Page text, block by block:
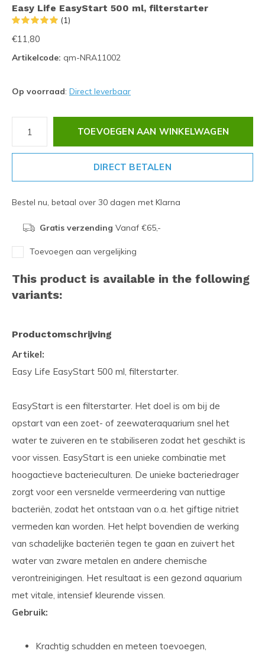
Easy Life EasyStart 500 ml, filterstarter
(1)
€11,80
Artikelcode: qm-NRA11002
Op voorraad: Direct leverbaar
TOEVOEGEN AAN WINKELWAGEN
DIRECT BETALEN
Bestel nu, betaal over 30 dagen met Klarna
Gratis verzending Vanaf €65,-
Toevoegen aan vergelijking
This product is available in the following
variants:
Productomschrijving
Artikel:
Easy Life EasyStart 500 ml, filterstarter.
EasyStart is een filterstarter. Het doel is om bij de
opstart van een zoet- of zeewateraquarium snel het
water te zuiveren en te stabiliseren zodat het geschikt is
voor vissen. EasyStart is een unieke combinatie met
hoogactieve bacterieculturen. De unieke bacteriedrager
zorgt voor een versnelde vermeerdering van nuttige
bacteriën, zodat het ontstaan van o.a. het giftige nitriet
vermeden kan worden. Het helpt bovendien de werking
van schadelijke bacteriën tegen te gaan en zuivert het
water van zware metalen en andere chemische
verontreinigingen. Het resultaat is een gezond aquarium
met vitale, intensief kleurende vissen.
Gebruik:
Krachtig schudden en meteen toevoegen,